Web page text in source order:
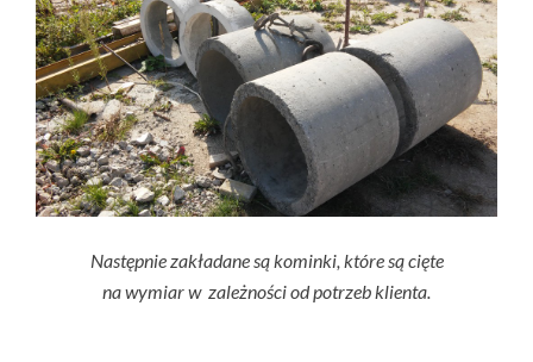
Następnie zakładane są kominki, które są cięte
na wymiar w zależności od potrzeb klienta.